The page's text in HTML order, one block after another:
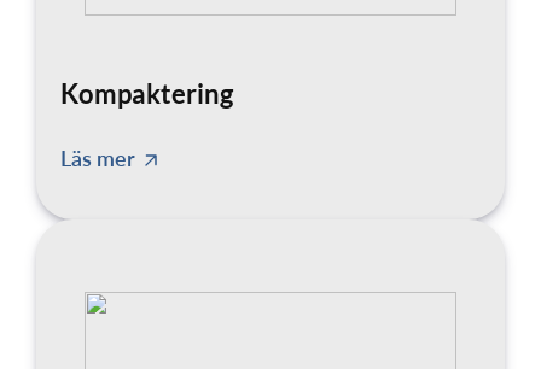
Kompaktering
Läs mer